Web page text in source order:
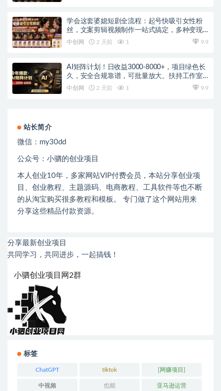
学会这套婆媳短剧全流程：起号快吸引女性粉
丝，文案剪辑视频制作一站式搞定，多种变现
方式都可做
中创网 2 天前 1 9.9
AI矩阵计划！日收益3000-8000+，项目绿色长
久，安全合规靠谱，可批量放大。扶持工作室
和分公司
中创网 2 天前 1 9.9
站长简介
微信： my30dd
公众号：小驷的创业项目
本人创业10年，多家网站VIP付费会员，本站分享创业项
目、创业教程、主题源码、电商教程、工具软件等也不断
的从淘宝购买很多教程和模板。 专门做了这个网站用来
分享这些精品付款资源。
分享最新创业项目
共同学习，共同进步，一起搞钱！
小驷创业项目网2群
标签
ChatGPT tiktok [网赚项目]
中视频 也能 亚马逊运营